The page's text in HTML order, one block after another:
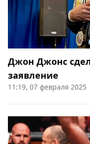
Джон Джонс
заявление
11:19, 07 февраля 2025